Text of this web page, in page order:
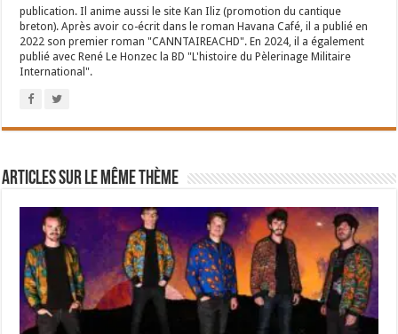
publication. Il anime aussi le site Kan Iliz (promotion du cantique
breton). Après avoir co-écrit dans le roman Havana Café, il a publié en
2022 son premier roman "CANNTAIREACHD". En 2024, il a également
publié avec René Le Honzec la BD "L'histoire du Pèlerinage Militaire
International".
Articles sur le même thème